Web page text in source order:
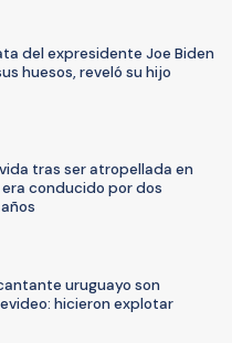
del expresidente Joe Biden
huesos, reveló su hijo
tras ser atropellada en
conducido por dos
uruguayo son
hicieron explotar